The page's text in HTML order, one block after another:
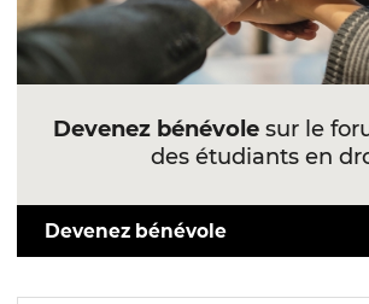
Devenez bénévolesur le
des étudiants en
Devenez bénévole